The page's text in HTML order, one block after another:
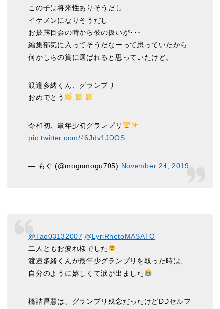
この子は将来性ありそうだし
イケメンになりそうだし
お披露目会の時から彼の扱いが･･･
編集部気に入ってそうだなーって思っていたから
何かしらの賞に選ばれると思っていたけど。
渡邉多緒くん、グランプリ
おめでとう
令和初、最年少初グランプリ
pic.twitter.com/46Jdv1JOOS
— もぐ (@mogumogu705) November 24, 2019
@Tao03132007 @LyriRhetoMASATO
二人ともお疲れ様でした
渡邉多緒くんが最年少グランプリを取った時は、
自分のように嬉しくて涙が出ました
橋詰昌慧は、グランプリ残念だったけどDDセルフ